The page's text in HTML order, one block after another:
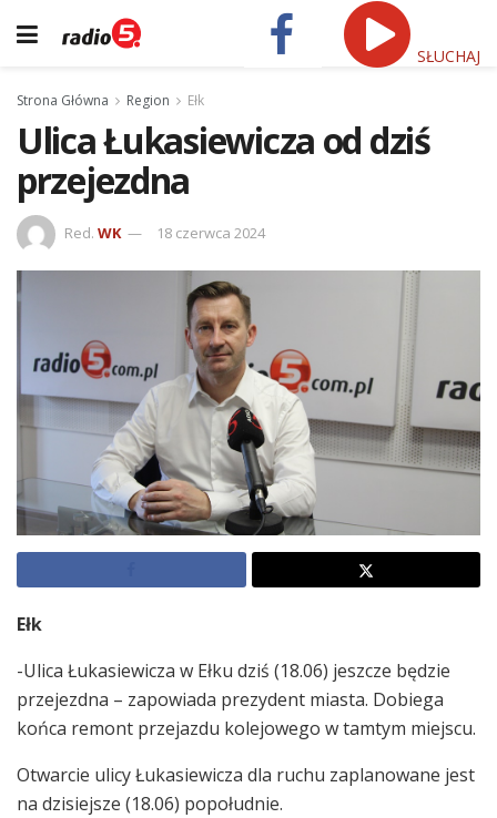
SŁUCHAJ
Strona Główna Region Ełk
Ulica Łukasiewicza od dziś
przejezdna
Red. WK 18 czerwca 2024
Ełk
-Ulica Łukasiewicza w Ełku dziś (18.06) jeszcze będzie
przejezdna – zapowiada prezydent miasta. Dobiega
końca remont przejazdu kolejowego w tamtym miejscu.
Otwarcie ulicy Łukasiewicza dla ruchu zaplanowane jest
na dzisiejsze (18.06) popołudnie.